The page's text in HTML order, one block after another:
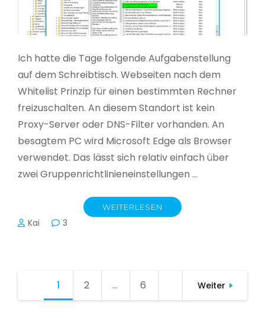
Ich hatte die Tage folgende Aufgabenstellung
auf dem Schreibtisch. Webseiten nach dem
Whitelist Prinzip für einen bestimmten Rechner
freizuschalten. An diesem Standort ist kein
Proxy-Server oder DNS-Filter vorhanden. An
besagtem PC wird Microsoft Edge als Browser
verwendet. Das lässt sich relativ einfach über
zwei Gruppenrichtlinieneinstellungen …
WEITERLESEN
Kai 3
Seitennummerierung
1 Seite
2 … Seite
6 Weiter